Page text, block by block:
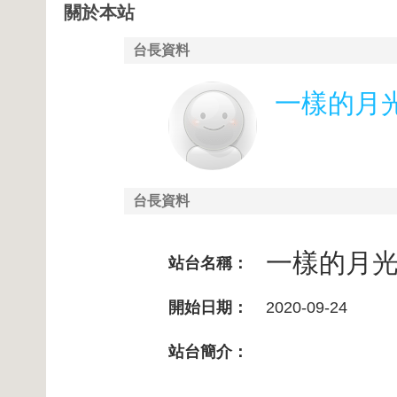
關於本站
台長資料
一樣的月
台長資料
站台名稱： 一樣的月
開始日期： 2020-09-24
站台簡介：